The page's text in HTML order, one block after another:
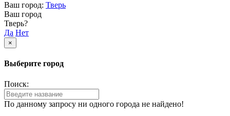
Ваш город: Тверь
Ваш город
Тверь?
Да Нет
×
Выберите город
Поиск:
По данному запросу ни одного города не найдено!